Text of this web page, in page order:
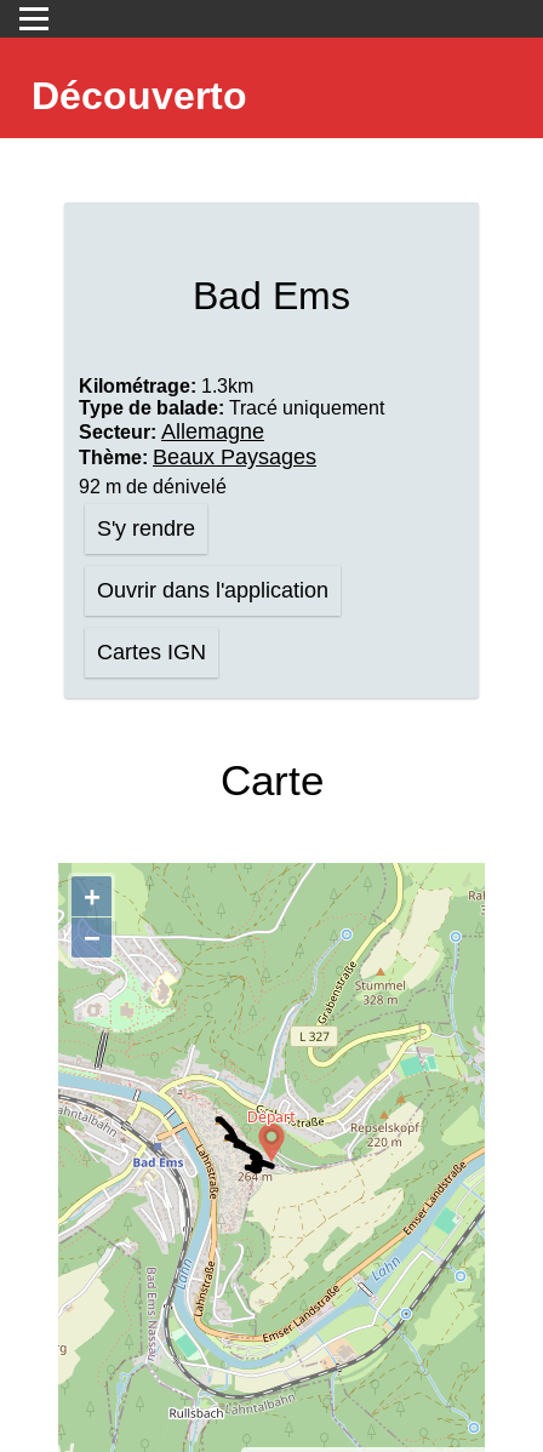
Découverto
Bad Ems
Kilométrage: 1.3km
Type de balade: Tracé uniquement
Secteur: Allemagne
Thème: Beaux Paysages
92 m de dénivelé
S'y rendre
Ouvrir dans l'application
Cartes IGN
Carte
+
−